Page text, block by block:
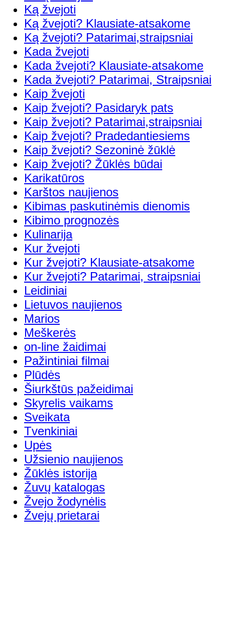
Ką žvejoti
Ką žvejoti? Klausiate-atsakome
Ką žvejoti? Patarimai,straipsniai
Kada žvejoti
Kada žvejoti? Klausiate-atsakome
Kada žvejoti? Patarimai, Straipsniai
Kaip žvejoti
Kaip žvejoti? Pasidaryk pats
Kaip žvejoti? Patarimai,straipsniai
Kaip žvejoti? Pradedantiesiems
Kaip žvejoti? Sezoninė žūklė
Kaip žvejoti? Žūklės būdai
Karikatūros
Karštos naujienos
Kibimas paskutinėmis dienomis
Kibimo prognozės
Kulinarija
Kur žvejoti
Kur žvejoti? Klausiate-atsakome
Kur žvejoti? Patarimai, straipsniai
Leidiniai
Lietuvos naujienos
Marios
Meškerės
on-line žaidimai
Pažintiniai filmai
Plūdės
Šiurkštūs pažeidimai
Skyrelis vaikams
Sveikata
Tvenkiniai
Upės
Užsienio naujienos
Žūklės istorija
Žuvų katalogas
Žvejo žodynėlis
Žvejų prietarai